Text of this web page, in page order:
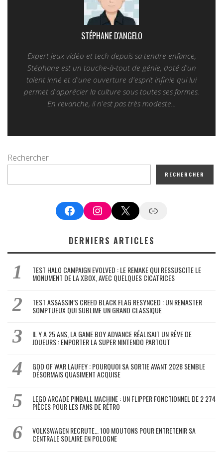
STÉPHANE D'ANGELO
Expert jeux vidéo et tech depuis sa tendre enfance,
Stéphane est un touche-à-tout de génie, doté d'un
talent inné et d'une ouverture d'esprit infinie qui lui
permet d'apprécier la culture sous toutes ses formes.
En revanche, il n'est pas très modeste...
Rechercher
RECHERCHER
FacebookInstagram
X Google News
DERNIERS ARTICLES
TEST HALO CAMPAIGN EVOLVED : LE REMAKE QUI RESSUSCITE LE
MONUMENT DE LA XBOX, AVEC QUELQUES CICATRICES
TEST ASSASSIN’S CREED BLACK FLAG RESYNCED : UN REMASTER
SOMPTUEUX QUI SUBLIME UN GRAND CLASSIQUE
IL Y A 25 ANS, LA GAME BOY ADVANCE RÉALISAIT UN RÊVE DE
JOUEURS : EMPORTER LA SUPER NINTENDO PARTOUT
GOD OF WAR LAUFEY : POURQUOI SA SORTIE AVANT 2028 SEMBLE
DÉSORMAIS QUASIMENT ACQUISE
LEGO ARCADE PINBALL MACHINE : UN FLIPPER FONCTIONNEL DE 2 274
PIÈCES POUR LES FANS DE RÉTRO
VOLKSWAGEN RECRUTE… 100 MOUTONS POUR ENTRETENIR SA
CENTRALE SOLAIRE EN POLOGNE